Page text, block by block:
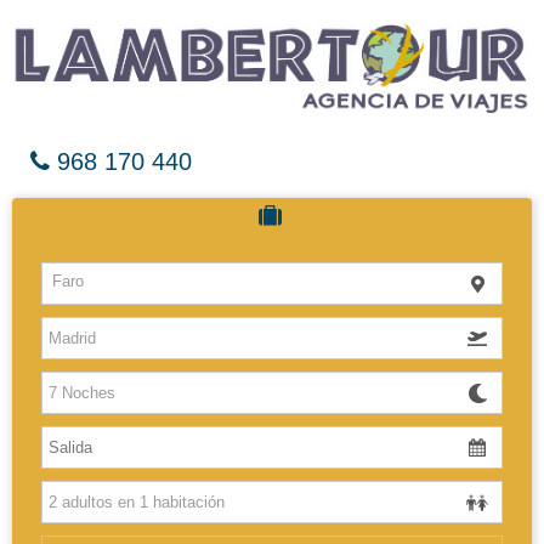
968 170 440
Hoteles
Vuelos
El Caribe
Europa
Africa
Faro